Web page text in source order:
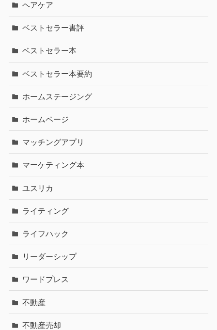
ヘアケア
ベストセラー書評
ベストセラー本
ベストセラー本要約
ホームステージング
ホームページ
マッチングアプリ
マーケティング本
ユスリカ
ライティング
ライフハック
リーダーシップ
ワードプレス
不動産
不動産売却